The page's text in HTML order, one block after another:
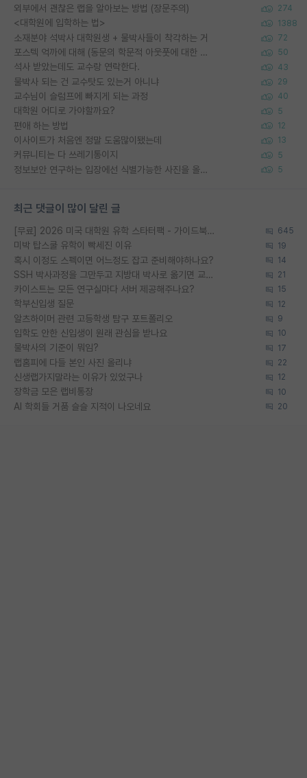
외부에서 괜찮은 랩을 알아보는 방법 (장문주의) 274
<대학원에 입학하는 법> 1388
소재분야 석박사 대학원생 + 물박사들이 착각하는 거 72
포스텍 억까에 대해 (동문의 학문적 아웃풋에 대한 반박) 50
석사 받았는데도 교수랑 연락한다. 43
물박사 되는 건 교수탓도 있는거 아니냐 29
교수님이 슬럼프에 빠지게 되는 과정 40
대학원 어디로 가야할까요? 5
편애 하는 방법 12
이사이트가 처음엔 정말 도움많이됐는데 13
커뮤니티는 다 쓰레기통이지 5
정보보안 연구하는 입장에선 식별가능한 사진을 올리는건 비추이긴함 5
최근 댓글이 많이 달린 글
[무료] 2026 미국 대학원 유학 스타터팩 - 가이드북 & 합격자 컨택메일 템플릿 645
미박 탑스쿨 유학이 빡세진 이유 19
혹시 이정도 스펙이면 어느정도 잡고 준비해야하나요? 14
SSH 박사과정을 그만두고 지방대 박사로 옮기면 교수의 꿈은 끝일까요? 21
카이스트는 모든 연구실마다 서버 제공해주나요? 15
학부신입생 질문 12
알츠하이머 관련 고등학생 탐구 포트폴리오 9
입학도 안한 신입생이 원래 관심을 받나요 10
물박사의 기준이 뭐임? 17
랩홈피에 다들 본인 사진 올리냐 22
신생랩가지말라는 이유가 있었구나 12
장학금 모은 랩비통장 10
AI 학회들 거품 슬슬 지적이 나오네요 20